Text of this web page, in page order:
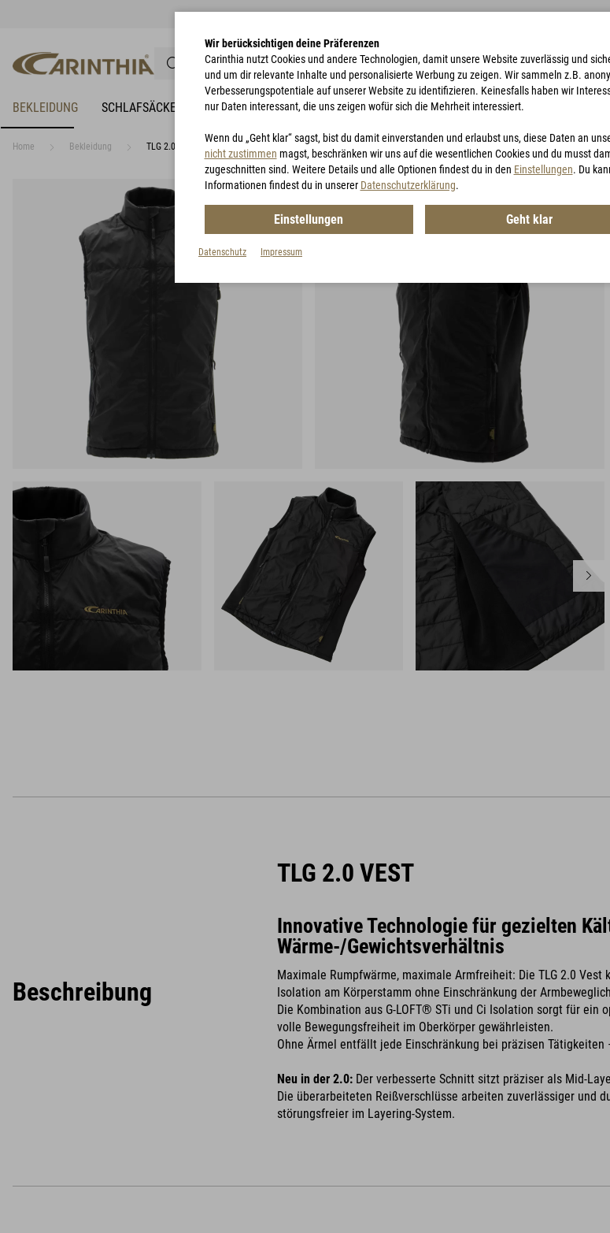
BEKLEIDUNG SCHLAFSÄCKE NÄSSESCHUTZ BIWAKZELTE ACCESSORIES JAGD
Home Bekleidung TLG 2.0 Vest
Beschreibung
TLG 2.0 VEST
Innovative Technologie für gezielten
Wärme-/Gewichtsverhältnis
Maximale Rumpfwärme, maximale Armfreiheit: Die TLG 2.0
Isolation am Körperstamm ohne Einschränkung der
Die Kombination aus G-LOFT® STi und Ci Isolation sorgt für ein
volle Bewegungsfreiheit im Oberkörper gewährleisten.
Ohne Ärmel entfällt jede Einschränkung bei präzisen
Neu in der 2.0: Der verbesserte Schnitt sitzt präziser als Mid-
Die überarbeiteten Reißverschlüsse arbeiten zuverlässiger und
störungsfreier im Layering-System.
Wir berücksichtigen deine Präferenzen
Carinthia nutzt Cookies und andere Technologien, damit unsere Website zuverlässig und
und um dir relevante Inhalte und personalisierte Werbung zu zeigen. Wir sammeln z.B.
Verbesserungspotentiale auf unserer Website zu identifizieren. Keinesfalls haben wir
nur Daten interessant, die uns zeigen wofür sich die Mehrheit interessiert.
Wenn du „Geht klar“ sagst, bist du damit einverstanden und erlaubst uns, diese Daten an
nicht zustimmen magst, beschränken wir uns auf die wesentlichen Cookies und du musst
zugeschnitten sind. Weitere Details und alle Optionen findest du in den Einstellungen. Du
Informationen findest du in unserer Datenschutzerklärung.
Einstellungen Geht klar
Datenschutz Impressum